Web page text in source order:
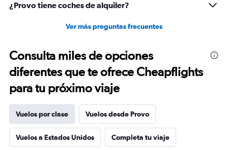
¿Provo tiene coches de alquiler?
Ver más preguntas frecuentes
Consulta miles de opciones
diferentes que te ofrece Cheapflights
para tu próximo viaje
Vuelos por clase Vuelos desde Provo
Vuelos a Estados Unidos Completa tu viaje